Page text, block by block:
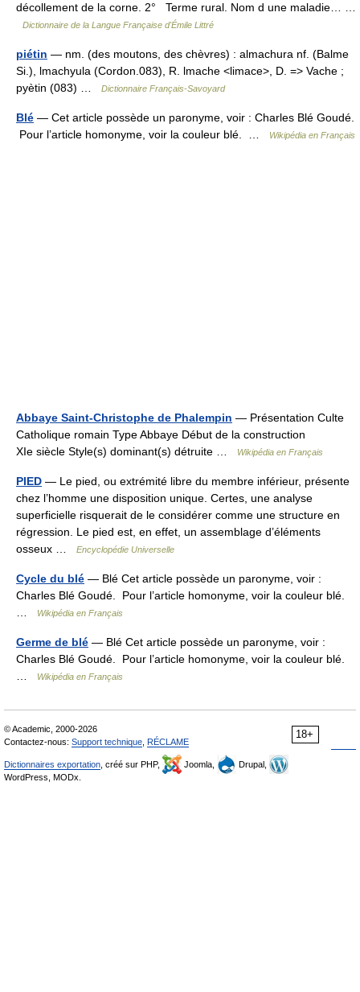
décollement de la corne. 2° Terme rural. Nom d une maladie… …
Dictionnaire de la Langue Française d'Émile Littré
piétin — nm. (des moutons, des chèvres) : almachura nf. (Balme
Si.), lmachyula (Cordon.083), R. lmache <limace>, D. => Vache ;
pyètin (083) …
Dictionnaire Français-Savoyard
Blé — Cet article possède un paronyme, voir : Charles Blé Goudé.
Pour l’article homonyme, voir la couleur blé. …
Wikipédia en Français
Abbaye Saint-Christophe de Phalempin — Présentation Culte
Catholique romain Type Abbaye Début de la construction
XIe siècle Style(s) dominant(s) détruite …
Wikipédia en Français
PIED — Le pied, ou extrémité libre du membre inférieur, présente
chez l’homme une disposition unique. Certes, une analyse
superficielle risquerait de le considérer comme une structure en
régression. Le pied est, en effet, un assemblage d’éléments
osseux …
Encyclopédie Universelle
Cycle du blé — Blé Cet article possède un paronyme, voir :
Charles Blé Goudé. Pour l’article homonyme, voir la couleur blé.
Wikipédia en Français
Germe de blé — Blé Cet article possède un paronyme, voir :
Charles Blé Goudé. Pour l’article homonyme, voir la couleur blé.
Wikipédia en Français
18+
© Academic, 2000-2026
Contactez-nous: Support technique RÉCLAME
Dictionnaires exportation , créé sur PHP, Joomla,
Drupal,
WordPress, MODx.